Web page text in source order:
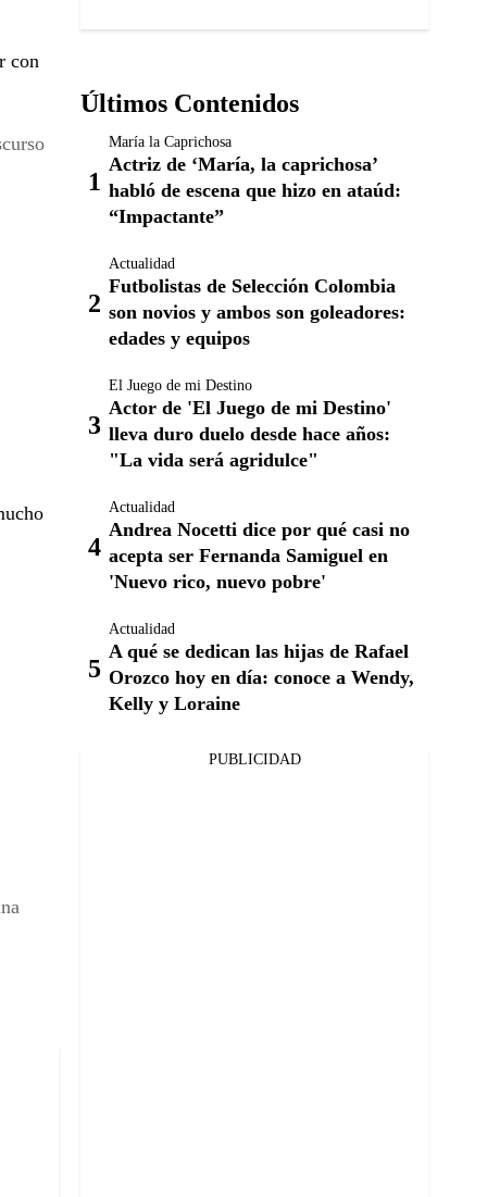
con
Últimos Contenidos
María la Caprichosa
Actriz de ‘María, la caprichosa’
habló de escena que hizo en ataúd:
“Impactante”
Actualidad
Futbolistas de Selección Colombia
son novios y ambos son goleadores:
edades y equipos
El Juego de mi Destino
Actor de 'El Juego de mi Destino'
lleva duro duelo desde hace años:
"La vida será agridulce"
Actualidad
Andrea Nocetti dice por qué casi no
acepta ser Fernanda Samiguel en
'Nuevo rico, nuevo pobre'
Actualidad
A qué se dedican las hijas de Rafael
Orozco hoy en día: conoce a Wendy,
Kelly y Loraine
PUBLICIDAD